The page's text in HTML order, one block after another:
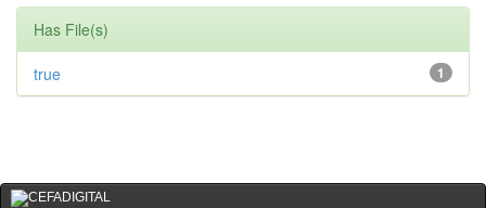
Has File(s)
1
true